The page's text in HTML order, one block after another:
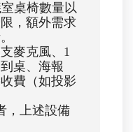
桌椅數量以
，額外需求
麥克風、1
桌、海報
費（如投影
，上述設備